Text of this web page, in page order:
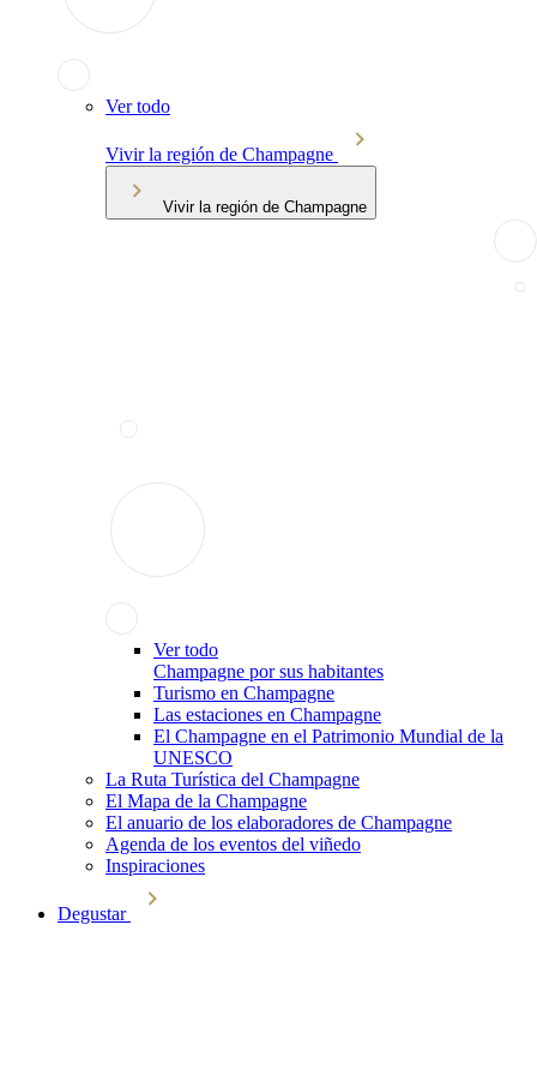
Ver todo
Vivir la región de Champagne
Vivir la región de Champagne
Ver todo
Champagne por sus habitantes
Turismo en Champagne
Las estaciones en Champagne
El Champagne en el Patrimonio Mundial de la
UNESCO
La Ruta Turística del Champagne
El Mapa de la Champagne
El anuario de los elaboradores de Champagne
Agenda de los eventos del viñedo
Inspiraciones
Degustar